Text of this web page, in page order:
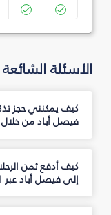
الأسئلة الشائعة
كيف يمكنني حجز
فيصل أباد من
كيف أدفع ثمن
إلى فيصل أباد عبر